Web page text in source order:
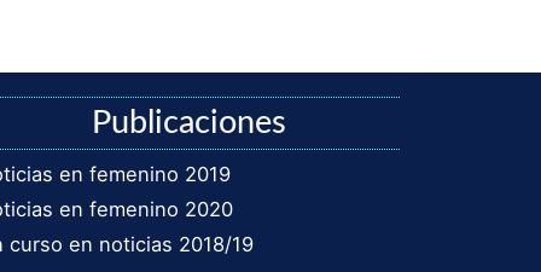
Publicaciones
en femenino 2019
en femenino 2020
curso en noticias 2018/19